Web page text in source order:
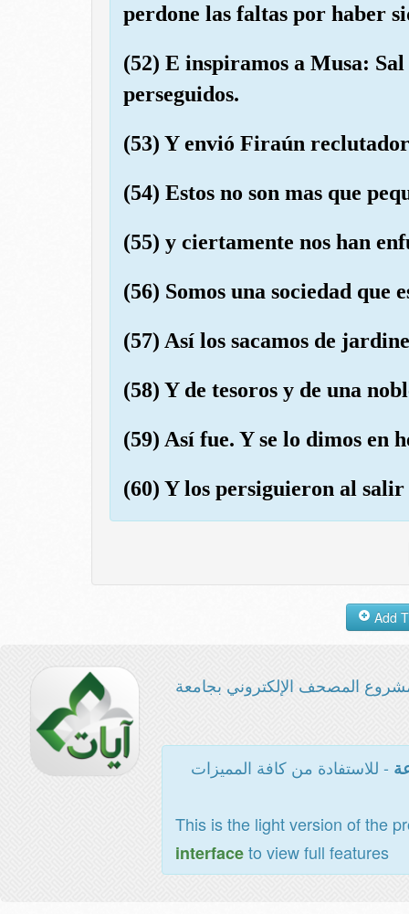
perdone las faltas por haber
(52) E inspiramos a Musa:
perseguidos.
(53) Y envió Firaún
(54) Estos no son mas que
(55) y ciertamente nos han
(56) Somos una sociedad que
(57) Así los sacamos de
(58) Y de tesoros y de una
(59) Así fue. Y se lo dimos en
(60) Y los persiguieron al salir
المصحف الإلكتروني بجامعة
- للاستفادة من كافة المميزات
This is the light version of the
interfaceto view full features